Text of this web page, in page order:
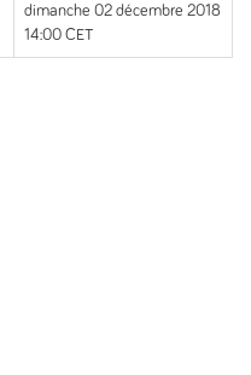
dimanche 02 décembre 2018
14:00 CET